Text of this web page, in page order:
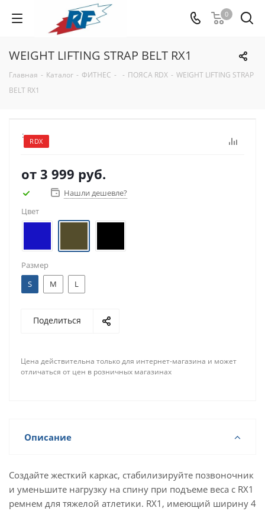
0
WEIGHT LIFTING STRAP BELT RX1
Главная - Каталог - ФИТНЕС - - ПОЯСА RDX - WEIGHT LIFTING STRAP
BELT RX1
RDX
:
от 3 999 руб.
Нашли дешевле?
Цвет
Размер
S
M L
Поделиться
Цена действительна только для интернет-магазина и может
отличаться от цен в розничных магазинах
Описание
Создайте жесткий каркас, стабилизируйте позвоночник
и уменьшите нагрузку на спину при подъеме веса с RX1
ремнем для тяжелой атлетики. RX1, имеющий ширину 4